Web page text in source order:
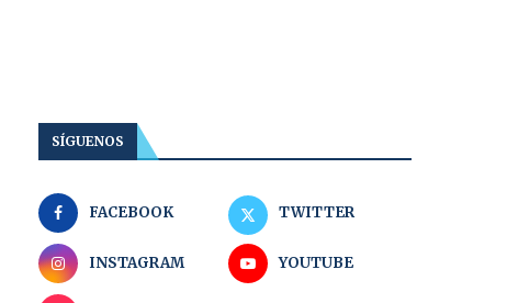
SÍGUENOS
FACEBOOK TWITTER
INSTAGRAM YOUTUBE